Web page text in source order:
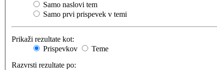
Samo naslovi tem
Samo prvi prispevek v temi
Prikaži rezultate kot:
Prispevkov
Teme
Razvrsti rezultate po: